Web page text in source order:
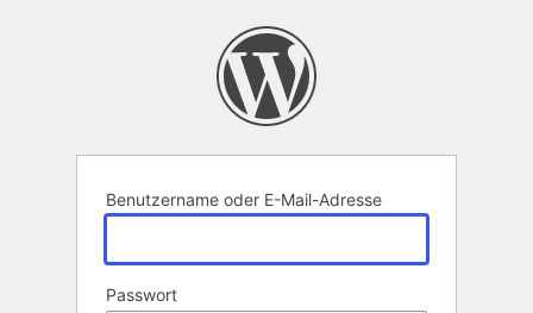
Benutzername oder E-Mail-Adresse
Passwort